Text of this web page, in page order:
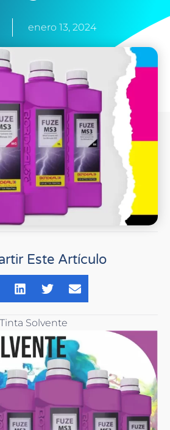
enero 13, 2024
Este Artículo
Tinta Solvente